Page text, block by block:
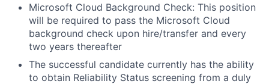
Microsoft Cloud Background Check: This position
will be required to pass the Microsoft Cloud
background check upon hire/transfer and every
two years thereafter
The successful candidate currently has the ability
to obtain Reliability Status screening from a duly